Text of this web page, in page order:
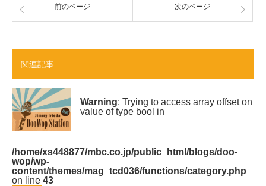
前のページ 次のページ
関連記事
Warning: Trying to access array offset on
value of type bool in
/home/xs448877/mbc.co.jp/public_html/blogs/doo-
wop/wp-
content/themes/mag_tcd036/functions/category.php
on line 43